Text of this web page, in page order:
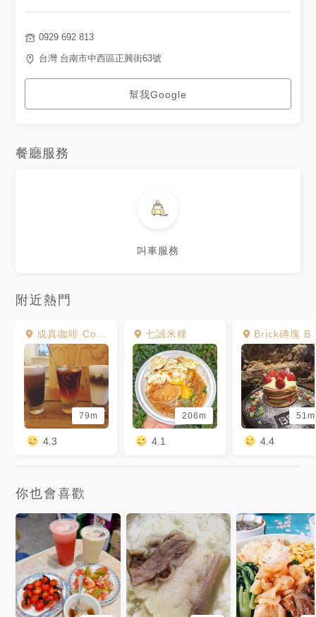
0929 692 813
台灣 台南市中西區正興街63號
幫我Google
餐廳服務
叫車服務
附近熱門
成真咖啡 Come True Coffee 台南正興店
79m
4.3
七誠米粿
206m
4.1
Brick磚塊 Bar&Brunch
51m
4.4
你也會喜歡